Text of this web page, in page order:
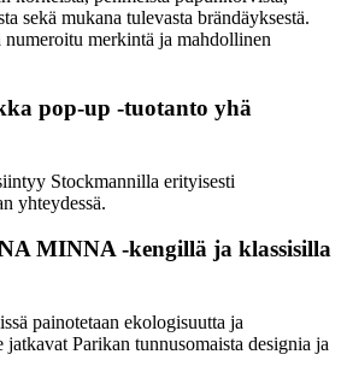
sekä mukana tulevasta brändäyksestä.
merkintä ja mahdollinen
pop-up -tuotanto yhä
Stockmannilla erityisesti
yhteydessä.
MINNA -kengillä ja klassisilla
painotetaan ekologisuutta ja
Parikan tunnusomaista designia ja